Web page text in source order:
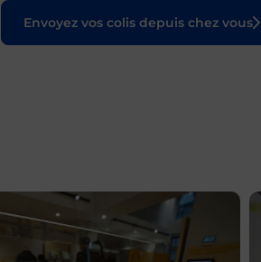
Envoyez vos colis depuis chez vous
Le lien s'ouvre dans un nouvel onglet